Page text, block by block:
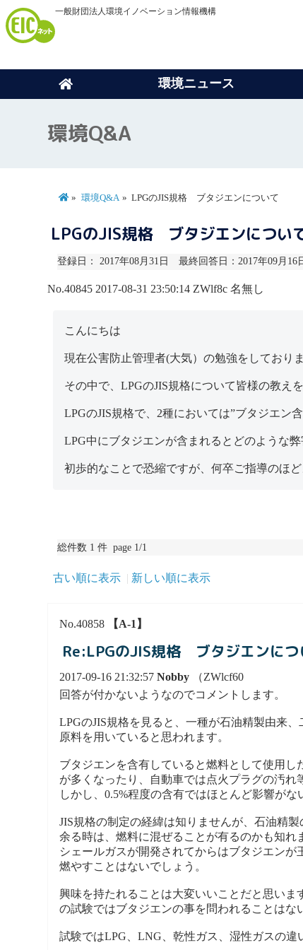
一般財団法人環境イノベーション情報機構
環境ニュース
環境Q&A
環境Q&A LPGのJIS規格 ブタジエンについて
LPGのJIS規格 ブタジエンについ
登録日： 2017年08月31日 最終回答日：2017年09月16
No.40845 2017-08-31 23:50:14 ZWlf8c 名無し
こんにちは
現在公害防止管理者(大気）の勉強をしておりま
その中で、LPGのJIS規格について皆様の教え
LPGのJIS規格で、2種においては”ブタジエン
LPG中にブタジエンが含まれるとどのような弊
初歩的なことで恐縮ですが、何卒ご指導のほ
総件数 1 件 page 1/1
古い順に表示 新しい順に表示
No.40858 【A-1】
Re:LPGのJIS規格 ブタジエンにつ
2017-09-16 21:32:57Nobby （ZWlcf60
回答が付かないようなのでコメントします。
LPGのJIS規格を見ると、一種が石油精製由来
原料を用いていると思われます。
ブタジエンを含有していると燃料として使用し
が多くなったり、自動車では点火プラグの汚れ
しかし、0.5%程度の含有ではほとんど影響がな
JIS規格の制定の経緯は知りませんが、石油精
余る時は、燃料に混ぜることが有るのかも知れ
シェールガスが開発されてからはブタジエンが
燃やすことはないでしょう。
興味を持たれることは大変いいことだと思いま
の試験ではブタジエンの事を問われることはな
試験ではLPG、LNG、乾性ガス、湿性ガスの違